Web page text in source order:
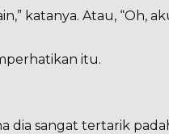
katanya. Atau, “Oh,
itu.
dia sangat tertarik